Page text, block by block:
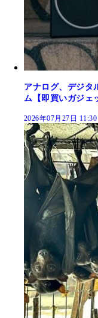
アナログ、デジ
ム【即買いガジェ
2026年07月27日 11:30